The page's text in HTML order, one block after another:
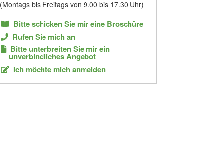
(Montags bis Freitags von 9.00 bis 17.30 Uhr)
Bitte schicken Sie mir eine Broschüre
Rufen Sie mich an
Bitte unterbreiten Sie mir ein
unverbindliches Angebot
Ich möchte mich anmelden